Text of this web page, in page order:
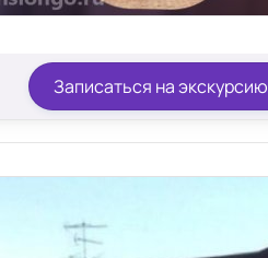
Записаться на экскурсию